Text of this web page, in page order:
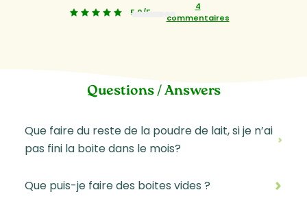
5,0/5
4
commentaires
23
Questions / Answers
Que faire du reste de la poudre de lait, si je n’ai
pas fini la boite dans le mois?
Que puis-je faire des boites vides ?